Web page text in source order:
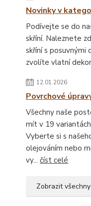
Novinky v
Podívejte se do
skříní. Naleznete
skříní s posuvnými
zvolíte vlatní
12.01.2026
Povrchové
Všechny naše
mít v 19
Vyberte si s
olejováním nebo
vy... číst celé
Zobrazit